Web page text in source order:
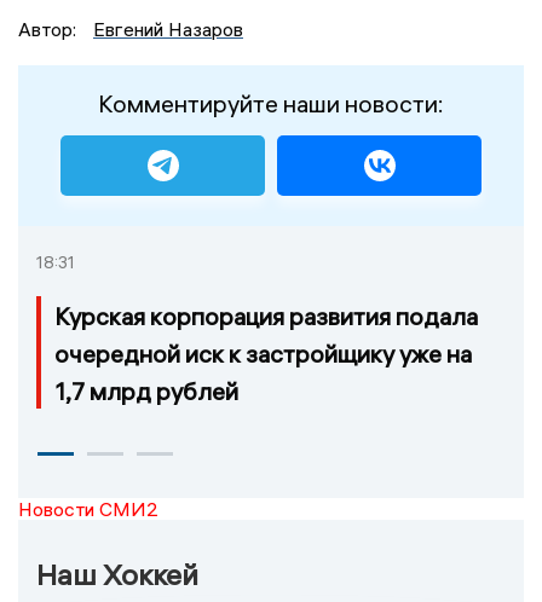
Автор:
Евгений Назаров
Комментируйте наши новости:
18:31
Курская корпорация развития подала
очередной иск к застройщику уже на
1,7 млрд рублей
Новости СМИ2
Наш Хоккей